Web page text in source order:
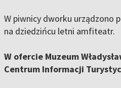
W piwnicy dworku urządzono
na dziedzińcu letni amfiteatr.
W ofercie Muzeum
Centrum Informacji